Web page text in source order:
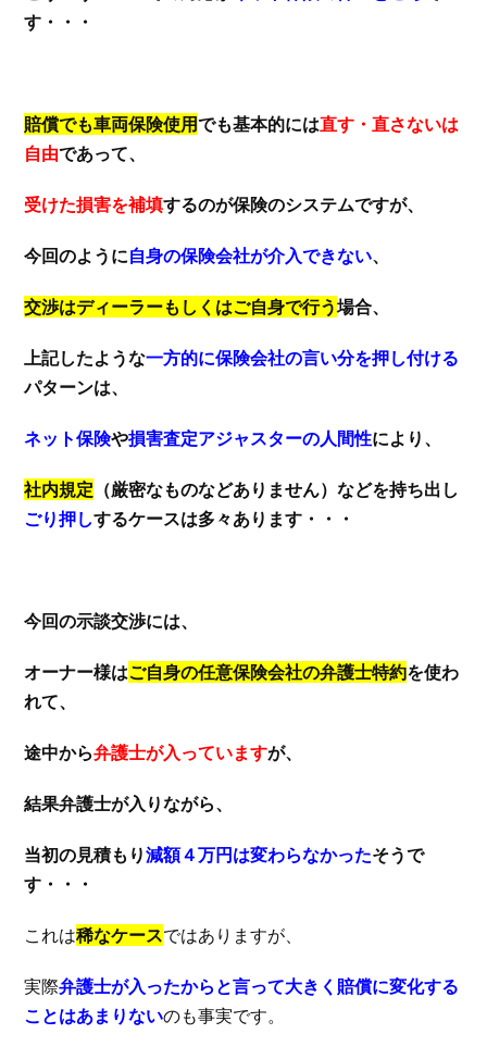
す・・・
賠償でも車両保険使用でも基本的には直す・直さないは
自由であって、
受けた損害を補填するのが保険のシステムですが、
今回のように自身の保険会社が介入できない、
交渉はディーラーもしくはご自身で行う場合、
上記したような一方的に保険会社の言い分を押し付ける
パターンは、
ネット保険や損害査定アジャスターの人間性により、
社内規定 （厳密なものなどありません）などを持ち出し
ごり押しするケースは多々あります・・・
今回の示談交渉には、
オーナー様はご自身の任意保険会社の弁護士特約を使わ
れて、
途中から弁護士が入っていますが、
結果弁護士が入りながら、
当初の見積もり減額４万円は変わらなかったそうで
す・・・
これは稀なケースではありますが、
実際弁護士が入ったからと言って大きく賠償に変化する
ことはあまりないのも事実です。